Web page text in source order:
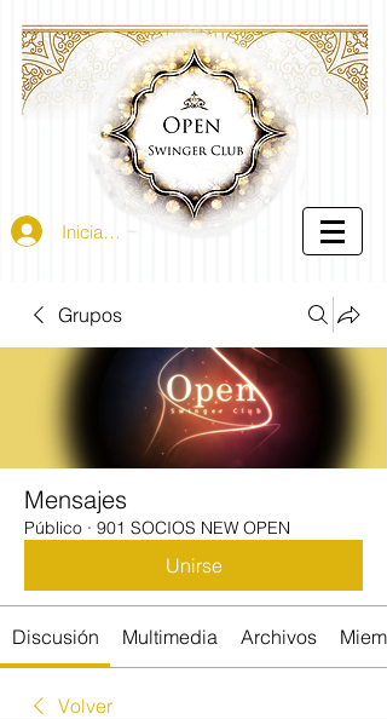
Iniciar sesión
Grupos
Mensajes
Público · 901 SOCIOS NEW OPEN
Unirse
Discusión Multimedia Archivos
Volver